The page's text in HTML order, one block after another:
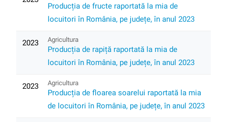
Producția de fructe raportată la mia de
locuitori în România, pe județe, în anul 2023
2023 Agricultura
Producția de rapiță raportată la mia de
locuitori în România, pe județe, în anul 2023
2023 Agricultura
Producția de floarea soarelui raportată la mia
de locuitori în România, pe județe, în anul 2023